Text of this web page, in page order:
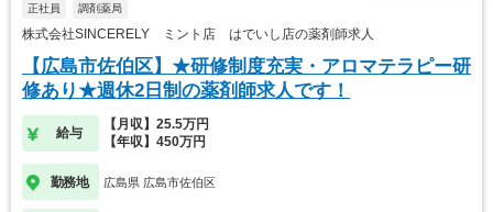
正社員 調剤薬局
株式会社SINCERELY ミント店 はでいし店の薬剤師求人
【広島市佐伯区】★研修制度充実・アロマテラピー研
修あり★週休2日制の薬剤師求人です！
給与
【月収】25.5万円
【年収】450万円
勤務地 広島県 広島市佐伯区